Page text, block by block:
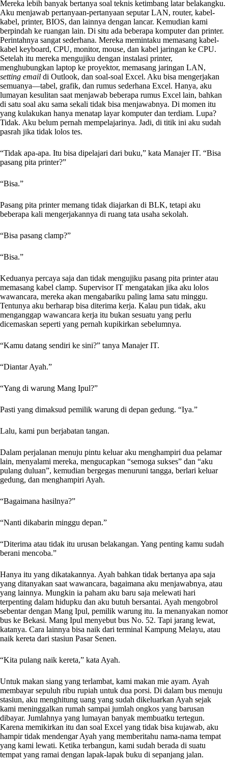
Mereka lebih banyak bertanya soal teknis ketimbang latar belakangku.
Aku menjawab pertanyaan-pertanyaan seputar LAN, router, kabel-
kabel, printer, BIOS, dan lainnya dengan lancar. Kemudian kami
berpindah ke ruangan lain. Di situ ada beberapa komputer dan printer.
Perintahnya sangat sederhana. Mereka memintaku memasang kabel-
kabel keyboard, CPU, monitor, mouse, dan kabel jaringan ke CPU.
Setelah itu mereka mengujiku dengan instalasi printer,
menghubungkan laptop ke proyektor, memasang jaringan LAN,
setting email di Outlook, dan soal-soal Excel. Aku bisa mengerjakan
semuanya—tabel, grafik, dan rumus sederhana Excel. Hanya, aku
lumayan kesulitan saat menjawab beberapa rumus Excel lain, bahkan
di satu soal aku sama sekali tidak bisa menjawabnya. Di momen itu
yang kulakukan hanya menatap layar komputer dan terdiam. Lupa?
Tidak. Aku belum pernah mempelajarinya. Jadi, di titik ini aku sudah
pasrah jika tidak lolos tes.
“Tidak apa-apa. Itu bisa dipelajari dari buku,” kata Manajer IT. “Bisa
pasang pita printer?”
“Bisa.”
Pasang pita printer memang tidak diajarkan di BLK, tetapi aku
beberapa kali mengerjakannya di ruang tata usaha sekolah.
“Bisa pasang clamp?”
“Bisa.”
Keduanya percaya saja dan tidak mengujiku pasang pita printer atau
memasang kabel clamp. Supervisor IT mengatakan jika aku lolos
wawancara, mereka akan mengabariku paling lama satu minggu.
Tentunya aku berharap bisa diterima kerja. Kalau pun tidak, aku
menganggap wawancara kerja itu bukan sesuatu yang perlu
dicemaskan seperti yang pernah kupikirkan sebelumnya.
“Kamu datang sendiri ke sini?” tanya Manajer IT.
“Diantar Ayah.”
“Yang di warung Mang Ipul?”
Pasti yang dimaksud pemilik warung di depan gedung. “Iya.”
Lalu, kami pun berjabatan tangan.
Dalam perjalanan menuju pintu keluar aku menghampiri dua pelamar
lain, menyalami mereka, mengucapkan “semoga sukses” dan “aku
pulang duluan”, kemudian bergegas menuruni tangga, berlari keluar
gedung, dan menghampiri Ayah.
“Bagaimana hasilnya?”
“Nanti dikabarin minggu depan.”
“Diterima atau tidak itu urusan belakangan. Yang penting kamu sudah
berani mencoba.”
Hanya itu yang dikatakannya. Ayah bahkan tidak bertanya apa saja
yang ditanyakan saat wawancara, bagaimana aku menjawabnya, atau
yang lainnya. Mungkin ia paham aku baru saja melewati hari
terpenting dalam hidupku dan aku butuh bersantai. Ayah mengobrol
sebentar dengan Mang Ipul, pemilik warung itu. Ia menanyakan nomor
bus ke Bekasi. Mang Ipul menyebut bus No. 52. Tapi jarang lewat,
katanya. Cara lainnya bisa naik dari terminal Kampung Melayu, atau
naik kereta dari stasiun Pasar Senen.
“Kita pulang naik kereta,” kata Ayah.
Untuk makan siang yang terlambat, kami makan mie ayam. Ayah
membayar sepuluh ribu rupiah untuk dua porsi. Di dalam bus menuju
stasiun, aku menghitung uang yang sudah dikeluarkan Ayah sejak
kami meninggalkan rumah sampai jumlah ongkos yang barusan
dibayar. Jumlahnya yang lumayan banyak membuatku tertegun.
Karena memikirkan itu dan soal Excel yang tidak bisa kujawab, aku
hampir tidak mendengar Ayah yang memberitahu nama-nama tempat
yang kami lewati. Ketika terbangun, kami sudah berada di suatu
tempat yang ramai dengan lapak-lapak buku di sepanjang jalan.